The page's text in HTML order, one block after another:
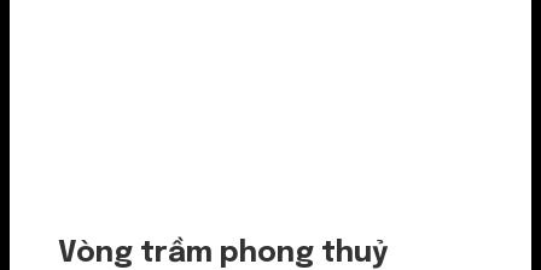
Vòng trầm phong thuỷ